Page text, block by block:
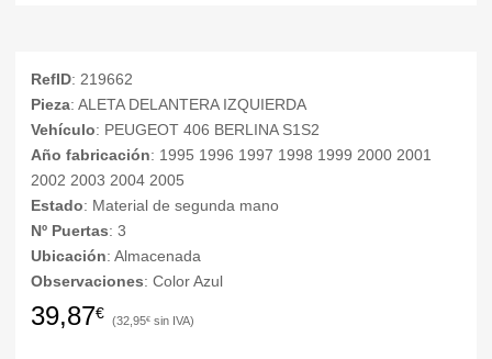
RefID: 219662
Pieza: ALETA DELANTERA IZQUIERDA
Vehículo: PEUGEOT 406 BERLINA S1S2
Año fabricación: 1995 1996 1997 1998 1999 2000 2001
2002 2003 2004 2005
Estado: Material de segunda mano
Nº Puertas: 3
Ubicación: Almacenada
Observaciones: Color Azul
39,87€ 32,95€